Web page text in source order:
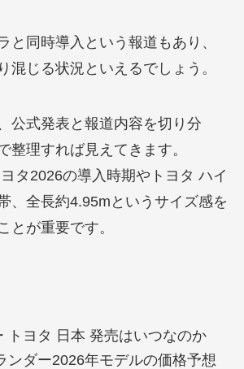
と同時導入という報道もあり、
混じる状況といえるでしょう。
公式発表と報道内容を切り分
整理すれば見えてきます。
タ2026の導入時期やトヨタ ハイ
、全長約4.95mというサイズ感を
とが重要です。
トヨタ 日本 発売はいつなのか
ンダー2026年モデルの価格予想